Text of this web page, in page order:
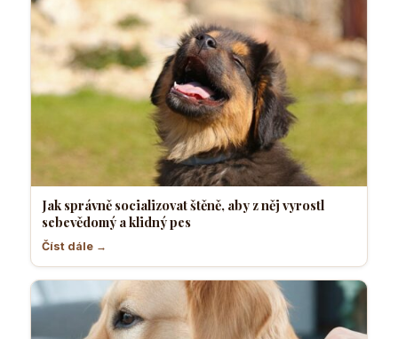
Jak správně socializovat štěně, aby z něj vyrostl
sebevědomý a klidný pes
Číst dále →